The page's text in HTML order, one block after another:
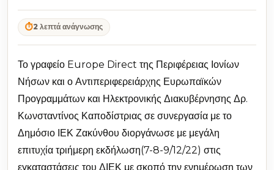
⏱2 λεπτά ανάγνωσης
Το γραφείο Europe Direct της Περιφέρειας Ιονίων
Νήσων και ο Αντιπεριφερειάρχης Ευρωπαϊκών
Προγραμμάτων και Ηλεκτρονικής Διακυβέρνησης Δρ.
Κωνσταντίνος Καποδίστριας σε συνεργασία με το
Δημόσιο ΙΕΚ Ζακύνθου διοργάνωσε με μεγάλη
επιτυχία τριήμερη εκδήλωση(7-8-9/12/22) στις
εγκαταστάσεις του ΔΙΕΚ με σκοπό την ενημέρωση των